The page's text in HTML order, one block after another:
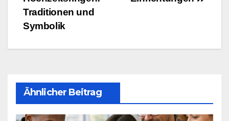
Traditionen und
Symbolik
Ähnlicher Beitrag